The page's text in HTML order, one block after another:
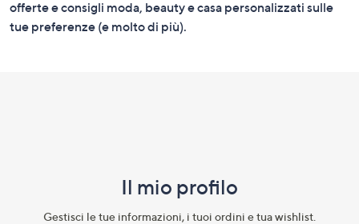
informazioni
offerte e consigli moda, beauty e casa personalizzati sulle
tue preferenze (e molto di più).
Il mio profilo​
Gestisci le tue informazioni, i tuoi ordini e tua wishlist.​